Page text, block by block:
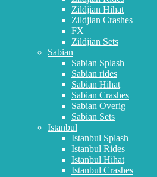
Zildjian Hihat
Zildjian Crashes
FX
Zildjian Sets
Sabian
Sabian Splash
Sabian rides
Sabian Hihat
Sabian Crashes
Sabian Overig
Sabian Sets
Istanbul
Istanbul Splash
Istanbul Rides
Istanbul Hihat
Istanbul Crashes